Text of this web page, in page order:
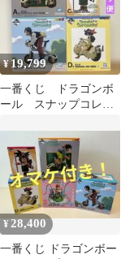
¥19,799
一番くじ ドラゴンボ
ール スナップコレク
体セット
¥ 28,400
一番くじ ドラゴンボー